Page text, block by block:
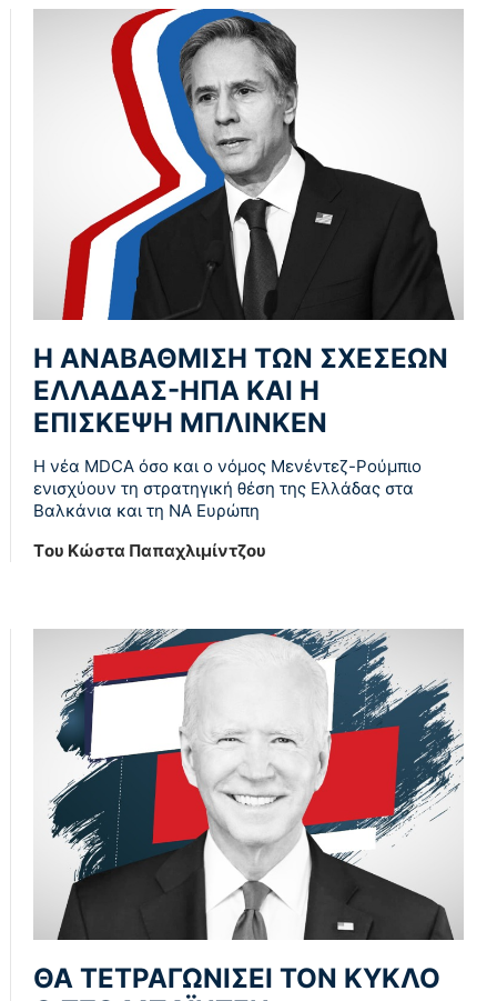
Η ΑΝΑΒΑΘΜΙΣΗ ΤΩΝ ΣΧΕΣΕΩΝ
ΕΛΛΑΔΑΣ-ΗΠΑ ΚΑΙ Η
ΕΠΙΣΚΕΨΗ ΜΠΛΙΝΚΕΝ
Η νέα MDCA όσο και ο νόμος Μενέντεζ-Ρούμπιο
ενισχύουν τη στρατηγική θέση της Ελλάδας στα
Βαλκάνια και τη ΝΑ Ευρώπη
Tου Κώστα Παπαχλιμίντζου
ΘΑ ΤΕΤΡΑΓΩΝΙΣΕΙ ΤΟΝ ΚΥΚΛΟ